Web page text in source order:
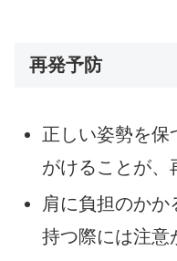
再発予防
正しい姿勢を保
がけることが、
肩に負担のかか
持つ際には注意